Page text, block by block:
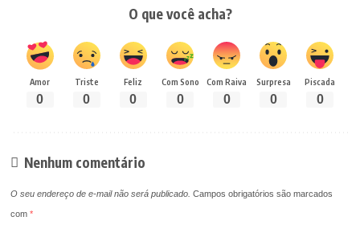
O que você acha?
Amor
0
Triste
0
Feliz
0
Com Sono
0
Com Raiva
0
Surpresa
0
Piscada
0
Nenhum comentário
O seu endereço de e-mail não será publicado. Campos obrigatórios são marcados
com*